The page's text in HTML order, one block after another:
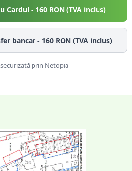
Cardul - 160RON (TVA inclus)
bancar - 160RON (TVA inclus)
prin Netopia